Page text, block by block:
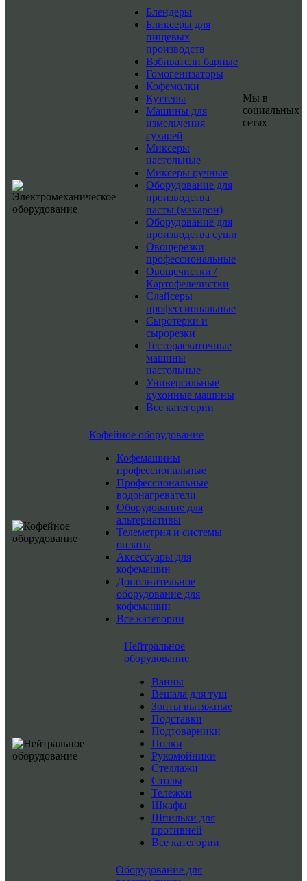
Блендеры
Бликсеры для
пищевых
производств
Взбиватели барные
Гомогенизаторы
Кофемолки
Куттеры
Машины для
измельчения
сухарей
Миксеры
настольные
Миксеры ручные
Оборудование для
производства
пасты (макарон)
Оборудование для
производства суши
Овощерезки
профессиональные
Овощечистки /
Картофелечистки
Слайсеры
профессиональные
Сыротерки и
сырорезки
Тестораскаточные
машины
настольные
Универсальные
кухонные машины
Все категории
Кофейное оборудование
Кофемашины
профессиональные
Профессиональные
водонагреватели
Оборудование для
альтернативы
Телеметрия и системы
оплаты
Аксессуары для
кофемашин
Дополнительное
оборудование для
кофемашин
Все категории
Нейтральное
оборудование
Ванны
Вешала для туш
Зонты вытяжные
Подставки
Подтоварники
Полки
Рукомойники
Стеллажи
Столы
Тележки
Шкафы
Шпильки для
противней
Все категории
Оборудование для
Мы в
социальных
сетях